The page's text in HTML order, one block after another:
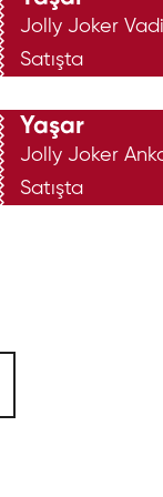
Jolly Joker
Satışta
Yaşar
Jolly Joker
Satışta